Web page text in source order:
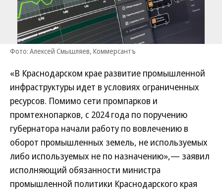
Фото: Алексей Смышляев, Коммерсантъ
«В Краснодарском крае развитие промышленной
инфраструктуры идет в условиях ограниченных
ресурсов. Помимо сети промпарков и
промтехнопарков, с 2024 года по поручению
губернатора начали работу по вовлечению в
оборот промышленных земель, не используемых
либо используемых не по назначению»,— заявил
исполняющий обязанности министра
промышленной политики Краснодарского края